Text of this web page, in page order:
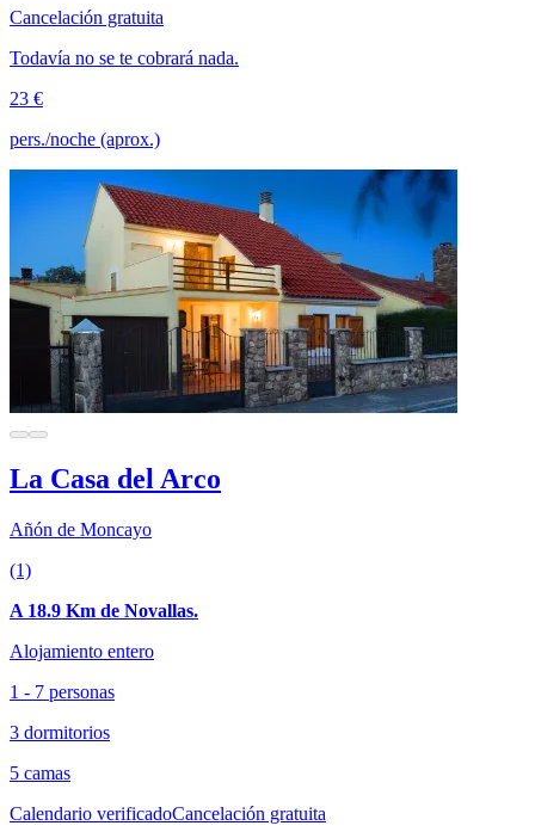
Cancelación gratuita
Todavía no se te cobrará nada.
23 €
pers./noche (aprox.)
La Casa del Arco
Añón de Moncayo
(1)
A 18.9 Km de Novallas.
Alojamiento entero
1 - 7 personas
3 dormitorios
5 camas
Calendario verificadoCancelación gratuita